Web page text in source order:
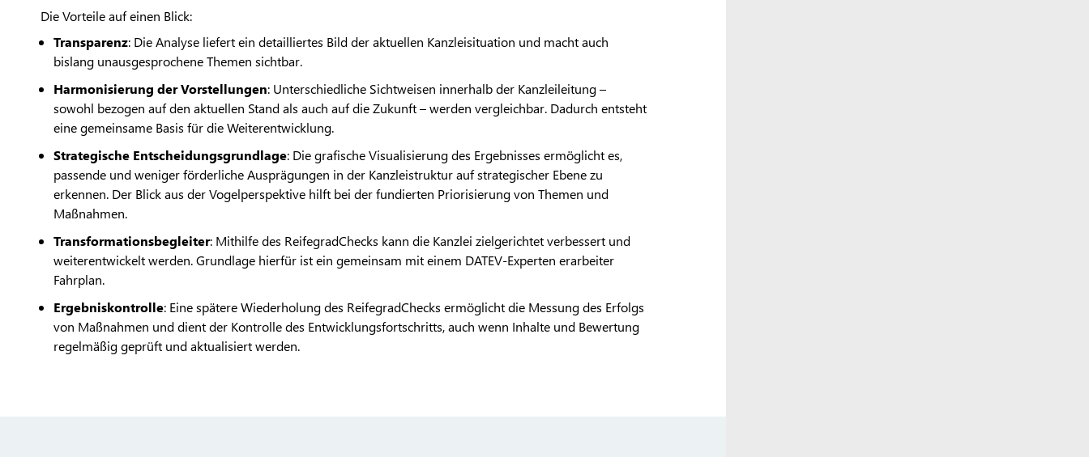
Die Vorteile auf einen Blick:
Transparenz: Die Analyse liefert ein detailliertes Bild der aktuellen Kanzleisituation und macht auch
bislang unausgesprochene Themen sichtbar.
Harmonisierung der Vorstellungen: Unterschiedliche Sichtweisen innerhalb der Kanzleileitung –
sowohl bezogen auf den aktuellen Stand als auch auf die Zukunft – werden vergleichbar. Dadurch entsteht
eine gemeinsame Basis für die Weiterentwicklung.
Strategische Entscheidungsgrundlage: Die grafische Visualisierung des Ergebnisses ermöglicht es,
passende und weniger förderliche Ausprägungen in der Kanzleistruktur auf strategischer Ebene zu
erkennen. Der Blick aus der Vogelperspektive hilft bei der fundierten Priorisierung von Themen und
Maßnahmen.
Transformationsbegleiter: Mithilfe des ReifegradChecks kann die Kanzlei zielgerichtet verbessert und
weiterentwickelt werden. Grundlage hierfür ist ein gemeinsam mit einem DATEV-Experten erarbeiter
Fahrplan.
Ergebniskontrolle: Eine spätere Wiederholung des ReifegradChecks ermöglicht die Messung des Erfolgs
von Maßnahmen und dient der Kontrolle des Entwicklungsfortschritts, auch wenn Inhalte und Bewertung
regelmäßig geprüft und aktualisiert werden.